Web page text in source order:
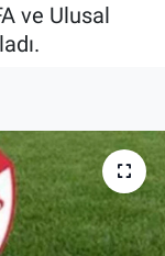
ve Ulusal